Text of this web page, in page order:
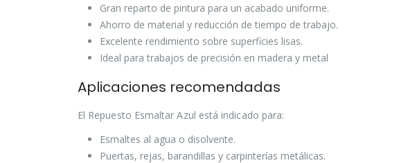
Gran reparto de pintura para un acabado uniforme.
Ahorro de material y reducción de tiempo de trabajo.
Excelente rendimiento sobre superficies lisas.
Ideal para trabajos de precisión en madera y metal
Aplicaciones recomendadas
El Repuesto Esmaltar Azul está indicado para:
Esmaltes al agua o disolvente.
Puertas, rejas, barandillas y carpinterías metálicas.